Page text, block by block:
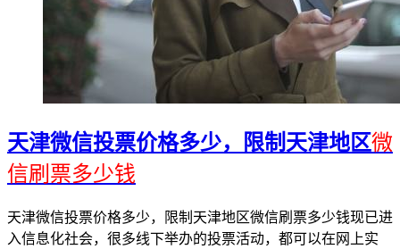
天津微信投票价格多少，限制天津地区微
信刷票多少钱
天津微信投票价格多少，限制天津地区微信刷票多少钱现已进
入信息化社会，很多线下举办的投票活动，都可以在网上实